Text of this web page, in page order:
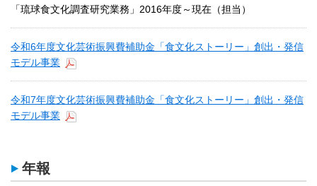
「琉球食文化調査研究業務」2016年度～現在（担当）
令和6年度文化芸術振興費補助金「食文化ストーリー」創出・発信
モデル事業
令和7年度文化芸術振興費補助金「食文化ストーリー」創出・発信
モデル事業
年報